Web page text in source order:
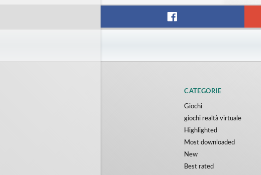
CATEGORIE
Giochi
giochi realtà virtuale
Highlighted
Most downloaded
New
Best rated